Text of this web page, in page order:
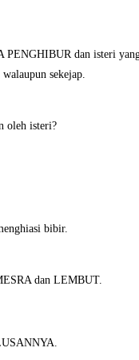
dan isteri
sekejap.
oleh isteri?
bibir.
dan LEMBUT.